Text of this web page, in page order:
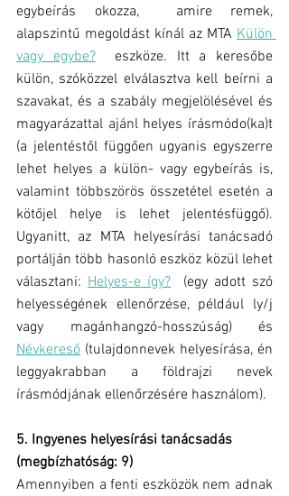
egybeírás okozza,  amire remek,
alapszintű megoldást kínál az MTA Külön
vagy egybe?
  eszköze. Itt a keresőbe
külön, szóközzel elválasztva kell beírni a
szavakat, és a szabály megjelölésével és
magyarázattal ajánl helyes írásmódo(ka)t
(a jelentéstől függően ugyanis egyszerre
lehet helyes a külön- vagy egybeírás is,
valamint többszörös összetétel esetén a
kötőjel helye is lehet jelentésfüggő).
Ugyanitt, az MTA helyesírási tanácsadó
portálján több hasonló eszköz közül lehet
választani: Helyes-e így?
  (egy adott szó
helyességének ellenőrzése, például ly/j
Névkereső (tulajdonnevek helyesírása, én
leggyakrabban a földrajzi nevek
írásmódjának ellenőrzésére használom).
5. Ingyenes helyesírási tanácsadás
(megbízhatóság: 9)
Amennyiben a fenti eszközök nem adnak